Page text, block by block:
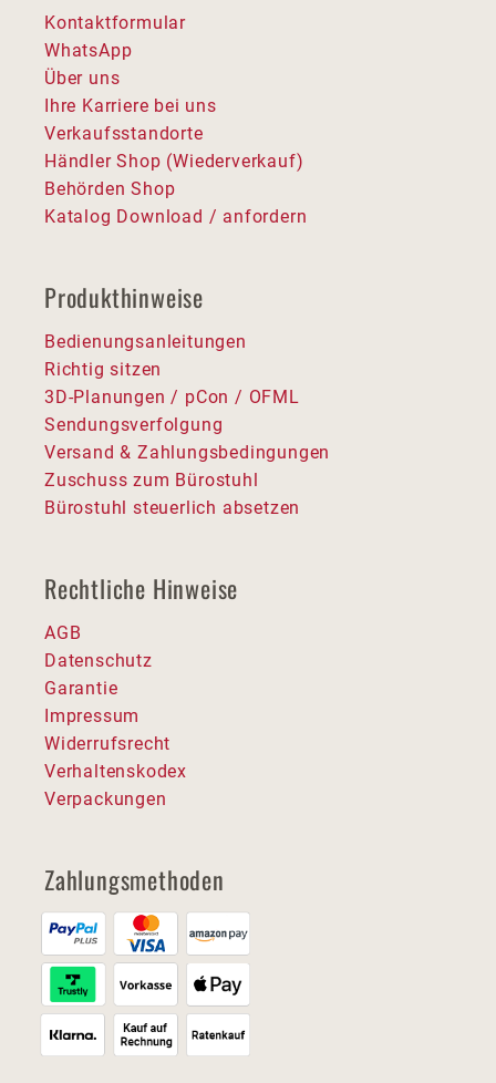
Kontaktformular
WhatsApp
Über uns
Ihre Karriere bei uns
Verkaufsstandorte
Händler Shop (Wiederverkauf)
Behörden Shop
Katalog Download / anfordern
Produkthinweise
Bedienungsanleitungen
Richtig sitzen
3D-Planungen / pCon / OFML
Sendungsverfolgung
Versand & Zahlungsbedingungen
Zuschuss zum Bürostuhl
Bürostuhl steuerlich absetzen
Rechtliche Hinweise
AGB
Datenschutz
Garantie
Impressum
Widerrufsrecht
Verhaltenskodex
Verpackungen
Zahlungsmethoden